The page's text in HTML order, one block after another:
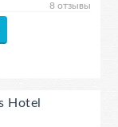
8 отзывы
Hotel